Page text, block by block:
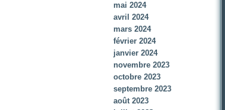
mai 2024
avril 2024
mars 2024
février 2024
janvier 2024
novembre 2023
octobre 2023
septembre 2023
août 2023